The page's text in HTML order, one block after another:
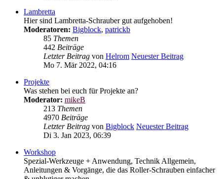
Lambretta
Hier sind Lambretta-Schrauber gut aufgehoben!
Moderatoren: Bigblock, patrickb
85 Themen
442 Beiträge
Letzter Beitrag von Helrom Neuester Beitrag
Mo 7. Mär 2022, 04:16
Projekte
Was stehen bei euch für Projekte an?
Moderator: mikeB
213 Themen
4970 Beiträge
Letzter Beitrag von Bigblock Neuester Beitrag
Di 3. Jan 2023, 06:39
Workshop
Spezial-Werkzeuge + Anwendung, Technik Allgemein,
Anleitungen & Vorgänge, die das Roller-Schrauben einfacher